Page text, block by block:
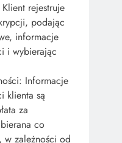
rejestruje
podając
informacje
i wybierając
Informacje
klienta są
za
co
w zależności od